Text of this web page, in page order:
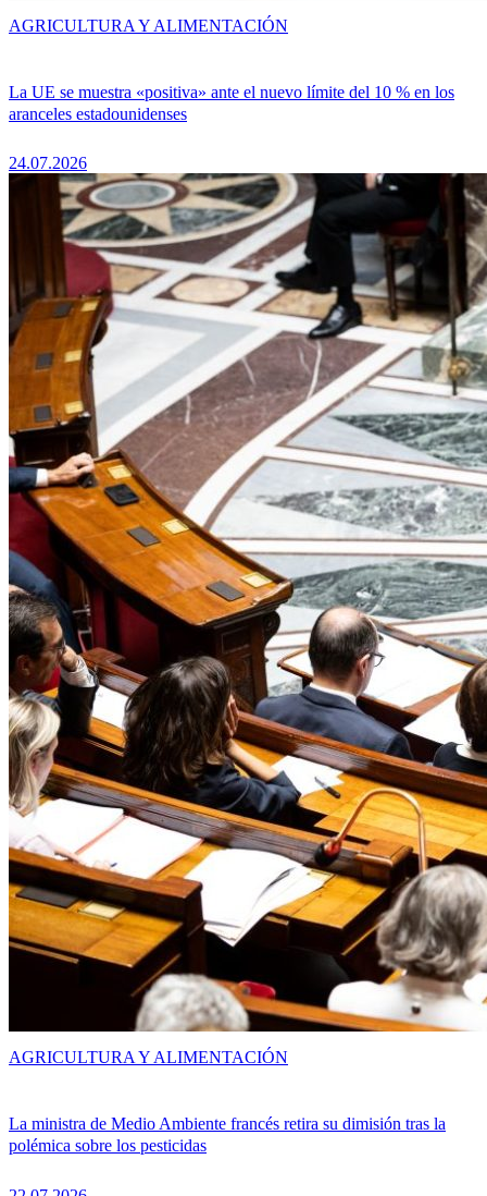
La UE se muestra «positiva» ante el nuevo límite del 10 % en los
aranceles estadounidenses
24.07.2026
AGRICULTURA Y ALIMENTACIÓN
La ministra de Medio Ambiente francés retira su dimisión tras la
polémica sobre los pesticidas
AGRICULTURA Y ALIMENTACIÓN